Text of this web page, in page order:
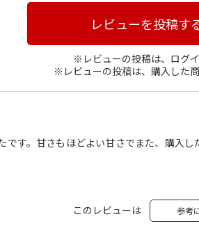
レビューを投稿す
※レビューの投稿は、ログイ
※レビューの投稿は、購入した商
す。甘さもほどよい甘さでまた、購入し
このレビューは 参考